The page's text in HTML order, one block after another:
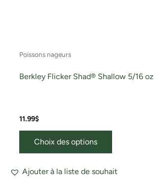
Poissons nageurs
Berkley Flicker Shad® Shallow 5/16 oz
11.99$
Choix des options
Ajouter à la liste de souhait